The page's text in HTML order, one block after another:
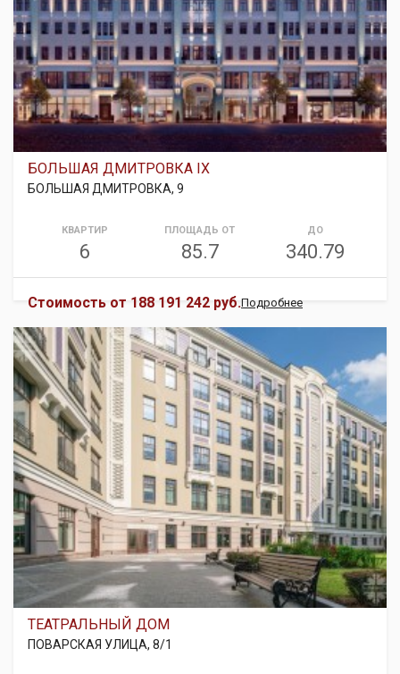
БОЛЬШАЯ ДМИТРОВКА IX
БОЛЬШАЯ ДМИТРОВКА, 9
КВАРТИР
6
ПЛОЩАДЬ ОТ
85.7
ДО
340.79
Стоимость от 188 191 242 руб.Подробнее
ТЕАТРАЛЬНЫЙ ДОМ
ПОВАРСКАЯ УЛИЦА, 8/1